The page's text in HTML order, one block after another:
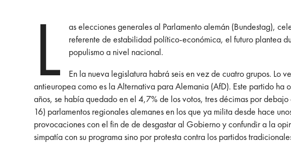
L
as elecciones generales al Parlamento alemán (Bundestag),
referente de estabilidad político-económica, el futuro plantea
populismo a nivel nacional.
En la nueva legislatura habrá seis en vez de cuatro grupos. Lo
antieuropea como es la Alternativa para Alemania (AfD). Este partido
años, se había quedado en el 4,7% de los votos, tres décimas por
16) parlamentos regionales alemanes en los que ya milita desde hace
provocaciones con el fin de de desgastar al Gobierno y confundir a la
simpatía con su programa sino por protesta contra los partidos